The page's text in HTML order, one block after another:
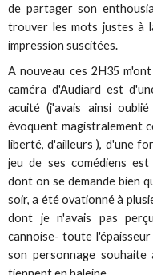
de partager son
trouver les mots justes à
impression suscitées.
A nouveau ces 2H35
caméra d'Audiard est
acuité (j'avais ainsi
évoquent magistralement
liberté, d'ailleurs ), d'une
jeu de ses comédiens est
dont on se demande bien
soir, a été ovationné à
dont je n'avais pas
cannoise- toute
son personnage